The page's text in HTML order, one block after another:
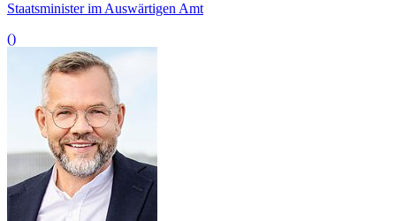
Staatsminister im Auswärtigen Amt
()